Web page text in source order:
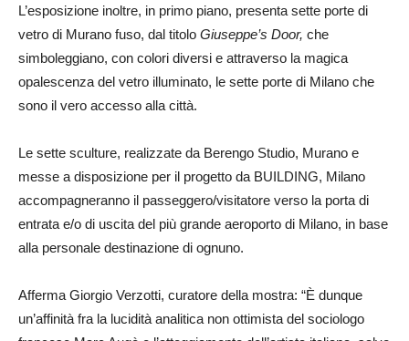
L’esposizione inoltre, in primo piano, presenta sette porte di
vetro di Murano fuso, dal titolo Giuseppe’s Door, che
simboleggiano, con colori diversi e attraverso la magica
opalescenza del vetro illuminato, le sette porte di Milano che
sono il vero accesso alla città.
Le sette sculture, realizzate da Berengo Studio, Murano e
messe a disposizione per il progetto da BUILDING, Milano
accompagneranno il passeggero/visitatore verso la porta di
entrata e/o di uscita del più grande aeroporto di Milano, in base
alla personale destinazione di ognuno.
Afferma Giorgio Verzotti, curatore della mostra: “È dunque
un’affinità fra la lucidità analitica non ottimista del sociologo